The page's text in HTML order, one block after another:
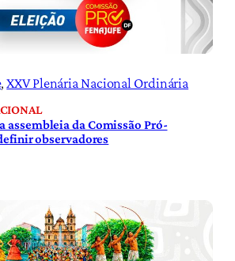
, XXV Plenária Nacional Ordinária
assembleia da Comissão Pró-
observadores